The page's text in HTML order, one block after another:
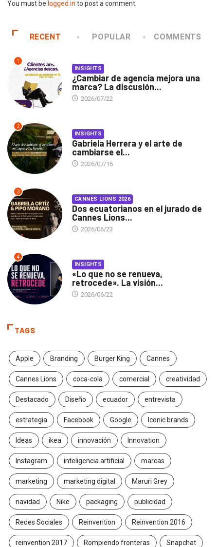
You must be logged in to post a comment.
RECENT POPULAR COMMENTS
1
INSIGHTS
¿Cambiar de agencia mejora una
marca? La discusión...
2026/07/22
2
INSIGHTS
Gabriela Herrera y el arte de
cambiarse el...
2026/07/16
3
CANNES LIONS 2026
Dos ecuatorianos en el jurado de
Cannes Lions...
2026/06/23
4
INSIGHTS
«Lo que no se renueva,
retrocede». La visión...
2026/06/22
TAGS
Apple Branding Burger King Cannes
Cannes Lions coca-cola comercial creatividad
Destacado Diseño ecuador entrevista
estrategia Facebook Google Iconic brands
Ideas ikea innovación Innovation
Instagram inteligencia artificial marcas
marketing marketing digital Maruri Grey
navidad Nike packaging publicidad
Redes Sociales Reinvention Reinvention 2016
reinvention 2017 Rompiendo fronteras Snapchat